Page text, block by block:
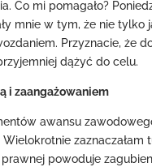
Co mi pomagało?
mnie w tym, że nie
Przyznacie, że
dążyć do celu.
i zaangażowaniem
awansu
powoduje